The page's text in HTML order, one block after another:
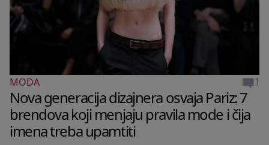
MODA 1
Nova generacija dizajnera osvaja Pariz: 7
brendova koji menjaju pravila mode i čija
imena treba upamtiti